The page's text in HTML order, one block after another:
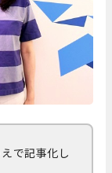
で記事化し